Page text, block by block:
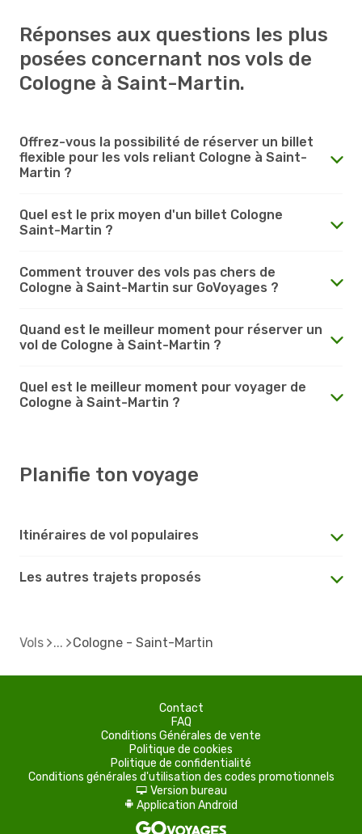
Réponses aux questions les plus
posées concernant nos vols de
Cologne à Saint-Martin.
Offrez-vous la possibilité de réserver un billet
flexible pour les vols reliant Cologne à Saint-
Martin ?
Quel est le prix moyen d'un billet Cologne
Saint-Martin ?
Comment trouver des vols pas chers de
Cologne à Saint-Martin sur GoVoyages ?
Quand est le meilleur moment pour réserver un
vol de Cologne à Saint-Martin ?
Quel est le meilleur moment pour voyager de
Cologne à Saint-Martin ?
Planifie ton voyage
Itinéraires de vol populaires
Les autres trajets proposés
Vols Cologne - Saint-Martin
Contact
FAQ
Conditions Générales de vente
Politique de cookies
Politique de confidentialité
Conditions générales d'utilisation des codes promotionnels
d Version bureau
A Application Android